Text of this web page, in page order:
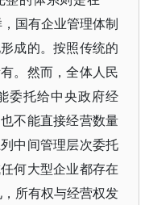
国有企业管理体制
成的。按照传统的
。然而，全体人民
委托给中央政府经
不能直接经营数量
中间管理层次委托
何大型企业都存在
所有权与经营权发